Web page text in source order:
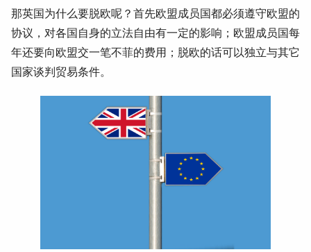
那英国为什么要脱欧呢？首先欧盟成员国都必须遵守欧盟的
协议，对各国自身的立法自由有一定的影响；欧盟成员国每
年还要向欧盟交一笔不菲的费用；脱欧的话可以独立与其它
国家谈判贸易条件。